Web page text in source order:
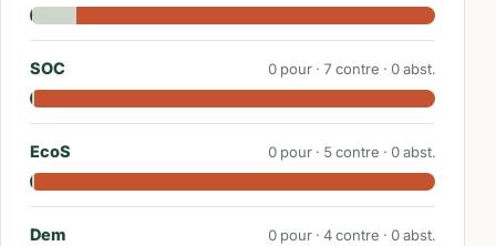
SOC 0 pour · 7contre · 0abst.
EcoS 0 pour · 5contre · 0abst.
Dem 0 pour · 4contre · 0abst.